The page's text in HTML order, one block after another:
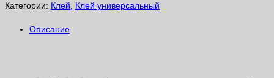
Категории: Клей Клей универсальный
Описание